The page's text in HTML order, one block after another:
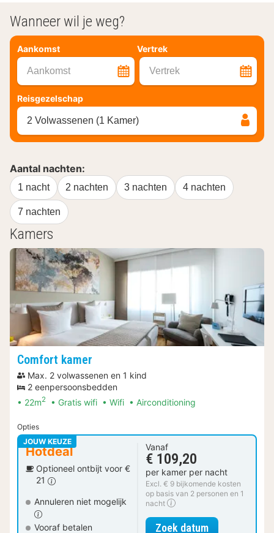
Wanneer wil je weg?
Aankomst Vertrek
Aankomst Vertrek
Reisgezelschap
2 Volwassenen (1 Kamer)
Aantal nachten:
1 nacht 2 nachten 3 nachten 4 nachten
7 nachten
Kamers
Comfort kamer
Max. 2 volwassenen en 1 kind
2 eenpersoonsbedden
22m2 Gratis wifi Wifi Airconditioning
Opties
JOUW KEUZE
Hotdeal
Optioneel ontbijt voor €
21
Annuleren niet mogelijk
Vooraf betalen
Vanaf
€ 109,20
per kamer per nacht
Excl. € 9 bijkomende kosten
op basis van 2 personen en 1
nacht
Zoek datumvoor Comfort